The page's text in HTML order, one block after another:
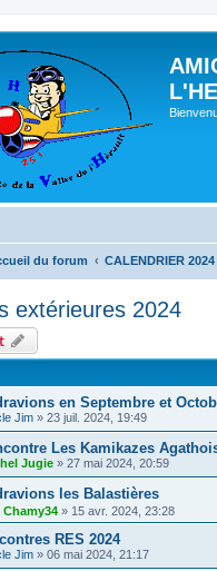
du forum CALENDRIER 2024
extérieures 2024
en Septembre et
Jim » 23 juil. 2024, 19:49
Les Kamikazes
Jugie » 27 mai 2024, 20:59
les Balastières
Chamy34 » 15 avr. 2024, 23:28
RES 2024
Jim » 06 mai 2024, 21:17